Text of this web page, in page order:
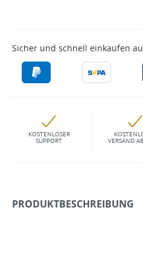
Sicher und schnell einkaufen
KOSTENLOSER
SUPPORT VERSAND
PRODUKTBESCHREIBUNG